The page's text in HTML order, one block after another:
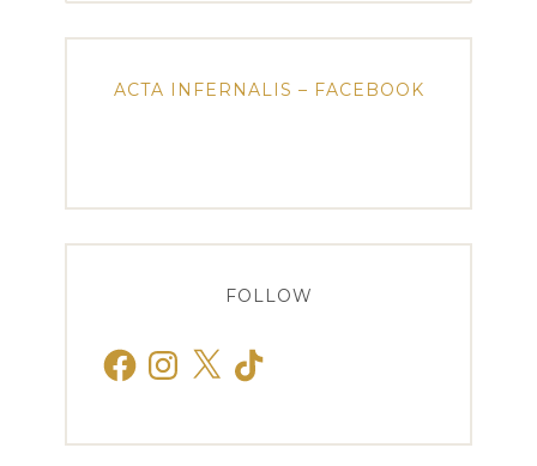
ACTA INFERNALIS – FACEBOOK
FOLLOW
FacebookInstagram
X TikTok